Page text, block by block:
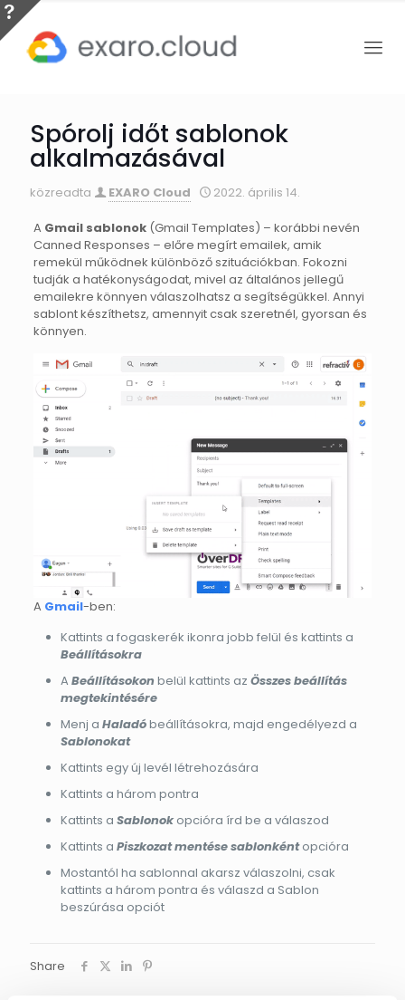
Spórolj időt sablonok
alkalmazásával
közreadta EXARO Cloud 2022. április 14.
A Gmail sablonok(Gmail Templates) – korábbi nevén
Canned Responses – előre megírt emailek, amik
remekül működnek különböző szituációkban. Fokozni
tudják a hatékonyságodat, mivel az általános jellegű
emailekre könnyen válaszolhatsz a segítségükkel. Annyi
sablont készíthetsz, amennyit csak szeretnél, gyorsan és
könnyen.
A Gmail-ben:
Kattints a fogaskerék ikonra jobb felül és kattints a
Beállításokra
A Beállításokon belül kattints az Összes beállítás
megtekintésére
Menj a Haladóbeállításokra, majd engedélyezd a
Sablonokat
Kattints egy új levél létrehozására
Kattints a három pontra
Kattints a Sablonok opcióra írd be a válaszod
Kattints a Piszkozat mentése sablonkéntopcióra
Mostantól ha sablonnal akarsz válaszolni, csak
kattints a három pontra és válaszd a Sablon
beszúrása opciót
Share